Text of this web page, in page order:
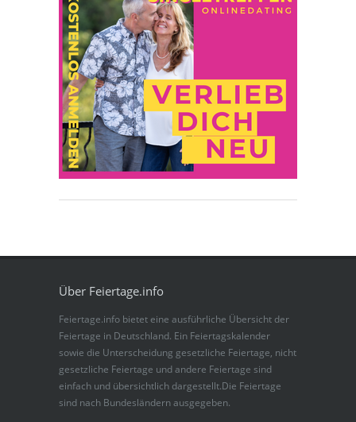
Über Feiertage.info
Feiertage.info bietet eine ausführliche Übersicht der
Feiertage in Deutschland. Ein Feiertagskalender
sowie die Unterscheidung gesetzliche Feiertage, nicht
gesetzliche Feiertage und andere Feiertage sind
einfach und übersichtlich dargestellt.Die Feiertage
sind nach Bundesländern ausgegeben.